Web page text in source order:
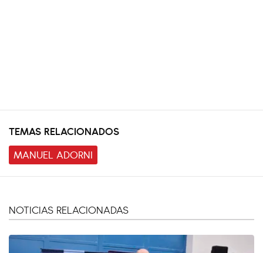
TEMAS RELACIONADOS
MANUEL ADORNI
NOTICIAS RELACIONADAS